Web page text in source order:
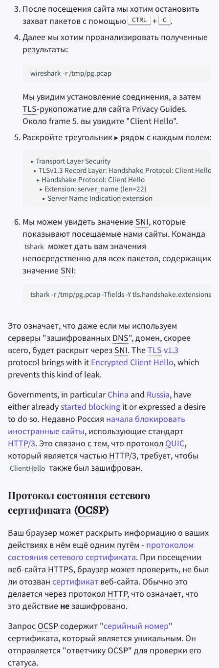
После посещения сайта мы хотим остановить
захват пакетов с помощью
CTRL + C .
Далее мы хотим проанализировать полученные
результаты:
wireshark -r
Мы увидим установление соединения, а затем
TLS-рукопожатие для сайта Privacy Guides.
Около frame 5. вы увидите "Client Hello".
Раскройте треугольник ▸ рядом с каждым полем:
▸ Transport Layer Security
  ▸ TLSv1.3 Record Layer: Handshake Protocol: Client Hello
    ▸ Handshake Protocol: Client Hello
      ▸ Extension: server_name (len=22)
Мы можем увидеть значение SNI, которые
показывают посещаемые нами сайты. Команда
tshark может дать вам значения
непосредственно для всех пакетов, содержащих
значение SNI:
tshark -r /tmp/pg.pcap-Tfields-Y
Это означает, что даже если мы используем
серверы "зашифрованных DNS", домен, скорее
всего, будет раскрыт через SNI. TheTLS v1.3
protocol brings with it Encrypted Client Hello, which
prevents this kind of leak.
Governments, in particularChina and Russia, have
either alreadystarted blocking it or expressed a desire
to do so. Недавно Россия начала блокировать
иностранные сайты, использующие стандарт
HTTP/3. Это связано с тем, что протокол QUIC,
который является частью HTTP/3, требует, чтобы
ClientHello также был зашифрован.
Протокол состояния сетевого
сертификата (OCSP)
Ваш браузер может раскрыть информацию о ваших
действиях в нём ещё одним путём - протоколом
состояния сетевого сертификата. При посещении
веб-сайта HTTPS, браузер может проверить, не был
ли отозван сертификат веб-сайта. Обычно это
делается через протокол HTTP, что означает, что
это действие не зашифровано.
Запрос OCSPсодержит "серийный номер"
сертификата, который является уникальным. Он
отправляется "ответчику OCSP" для проверки его
статуса.